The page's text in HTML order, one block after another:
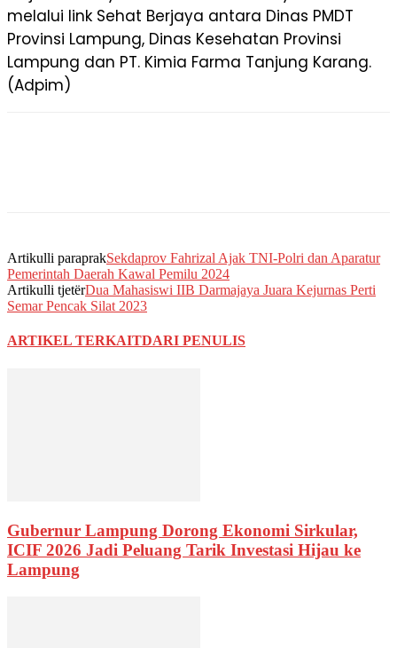
melalui link Sehat Berjaya antara Dinas PMDT
Provinsi Lampung, Dinas Kesehatan Provinsi
Lampung dan PT. Kimia Farma Tanjung Karang.
(Adpim)
Artikulli paraprakSekdaprov Fahrizal Ajak TNI-Polri dan Aparatur
Pemerintah Daerah Kawal Pemilu 2024
Artikulli tjetërDua Mahasiswi IIB Darmajaya Juara Kejurnas Perti
Semar Pencak Silat 2023
ARTIKEL TERKAITDARI PENULIS
Gubernur Lampung Dorong Ekonomi Sirkular,
ICIF 2026 Jadi Peluang Tarik Investasi Hijau ke
Lampung